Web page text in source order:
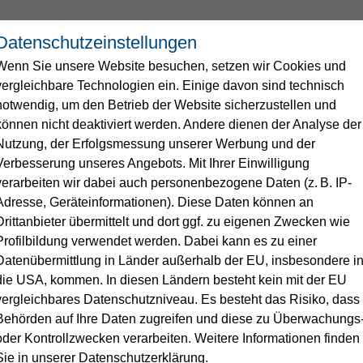
Wasser
auf einen Blick Unsere Leistungen für Ihr
Wasseraufbereitungsstoffe
bei Stromausfall Wasserverbrauchsrechner
Service
anmelden
Standrohr
Energie
Linnich Abwasser
Klärschlammverwertung &
Kläranlage
Kooperationen
Kanal
& Services
Flagge zeigen
Studium Stellenangebote
Sie unsere Website besuchen, setzen wir Cookies und
Technologien ein. Einige davon sind technisch
um den Betrieb der Website sicherzustellen und
nicht deaktiviert werden. Andere dienen der Analyse der
der Erfolgsmessung unserer Werbung und der
unseres Angebots. Mit Ihrer Einwilligung
wir dabei auch personenbezogene Daten (z. B. IP-
Geräteinformationen). Diese Daten können an
übermittelt und dort ggf. zu eigenen Zwecken wie
verwendet werden. Dabei kann es zu einer
in Länder außerhalb der EU, insbesondere in
USA, kommen. In diesen Ländern besteht kein mit der EU
Datenschutzniveau. Es besteht das Risiko, dass
auf Ihre Daten zugreifen und diese zu
Kontrollzwecken verarbeiten. Weitere Informationen finden
in unserer Datenschutzerklärung.